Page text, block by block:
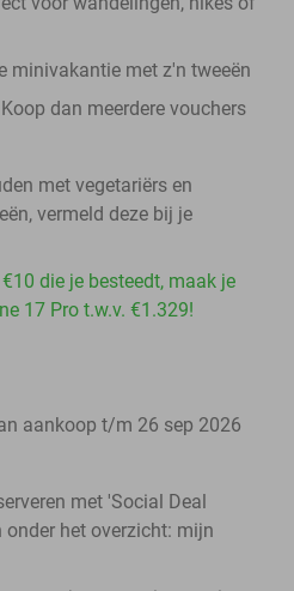
minivakantie met z'n tweeën
dan meerdere vouchers
met vegetariërs en
vermeld deze bij je
die je besteedt, maak je
17 Pro t.w.v. €1.329!
aankoop t/m 26 sep 2026
met 'Social Deal
onder het overzicht: mijn